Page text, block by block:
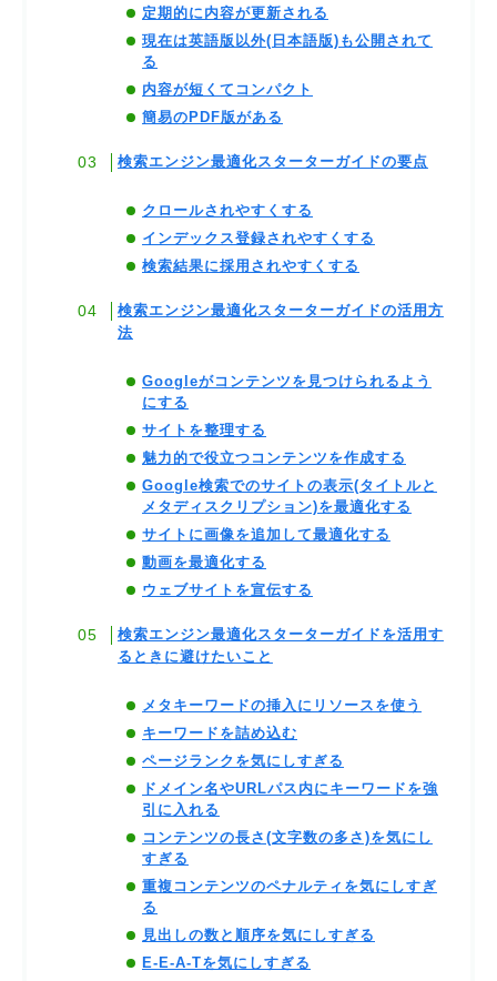
定期的に内容が更新される
現在は英語版以外(日本語版)も公開されて
る
内容が短くてコンパクト
簡易のPDF版がある
検索エンジン最適化スターターガイドの要点
クロールされやすくする
インデックス登録されやすくする
検索結果に採用されやすくする
検索エンジン最適化スターターガイドの活用方
法
Googleがコンテンツを見つけられるよう
にする
サイトを整理する
魅力的で役立つコンテンツを作成する
Google検索でのサイトの表示(タイトルと
メタディスクリプション)を最適化する
サイトに画像を追加して最適化する
動画を最適化する
ウェブサイトを宣伝する
検索エンジン最適化スターターガイドを活用す
るときに避けたいこと
メタキーワードの挿入にリソースを使う
キーワードを詰め込む
ページランクを気にしすぎる
ドメイン名やURLパス内にキーワードを強
引に入れる
コンテンツの長さ(文字数の多さ)を気にし
すぎる
重複コンテンツのペナルティを気にしすぎ
る
見出しの数と順序を気にしすぎる
E-E-A-Tを気にしすぎる